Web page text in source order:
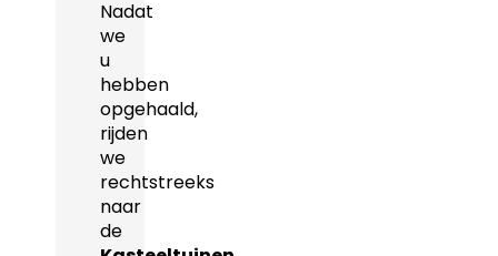
Nadat
we
u
hebben
opgehaald,
rijden
we
rechtstreeks
naar
de